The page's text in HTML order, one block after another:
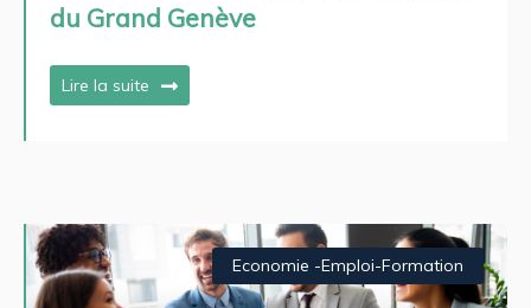
du Grand Genève
Lire la suite
Economie -Emploi-Formation